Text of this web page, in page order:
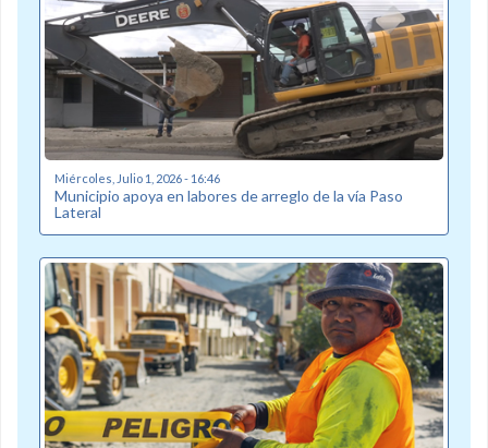
Miércoles, Julio 1, 2026 - 16:46
Municipio apoya en labores de arreglo de la vía Paso
Lateral